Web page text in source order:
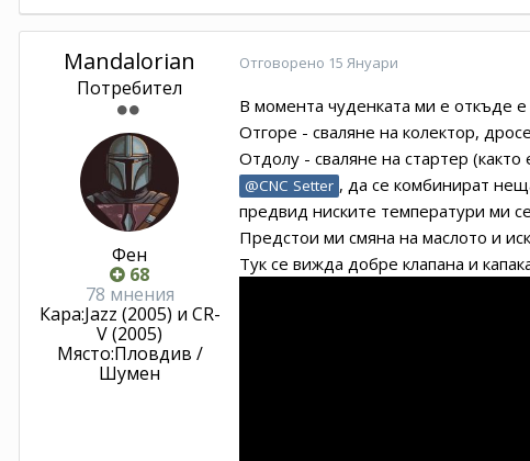
Mandalorian
Потребител
Фен
68
78 мнения
Кара:Jazz (2005) и CR-
V (2005)
Място:Пловдив /
Шумен
Отговорено 15 Януари
В момента чуденката ми е откъде
Отгоре - сваляне на колектор,
Отдолу - сваляне на стартер
@CNC Setter , да се комбинират
предвид ниските температури ми
Предстои ми смяна на маслото и
Тук се вижда добре клапана и